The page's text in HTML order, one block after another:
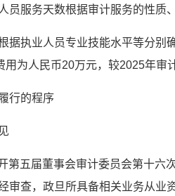
员服务天数根据审计服务的性质
据执业人员专业技能水平等分别
用为人民币20万元，较2025年审
行的程序
第五届董事会审计委员会第十六
审查，政旦所具备相关业务从业